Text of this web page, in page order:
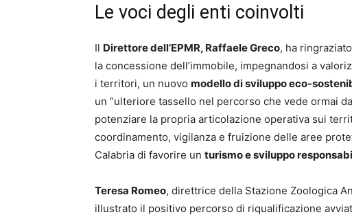
Le voci degli enti coinvolti
Il Direttore dell’EPMR, Raffaele Greco, ha
la concessione dell’immobile, impegnandosi a
i territori, un nuovo modello di sviluppo eco-
un “ulteriore tassello nel percorso che vede ormai
potenziare la propria articolazione operativa sui
coordinamento, vigilanza e fruizione delle aree
Calabria di favorire un turismo e sviluppo
Teresa Romeo, direttrice della Stazione Zoologica
illustrato il positivo percorso di riqualificazione